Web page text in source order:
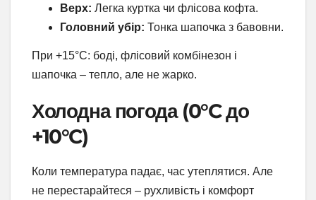
Верх: Легка куртка чи флісова кофта.
Головний убір: Тонка шапочка з бавовни.
При +15°C: боді, флісовий комбінезон і
шапочка – тепло, але не жарко.
Холодна погода (0°C до
+10°C)
Коли температура падає, час утеплятися. Але
не перестарайтеся – рухливість і комфорт